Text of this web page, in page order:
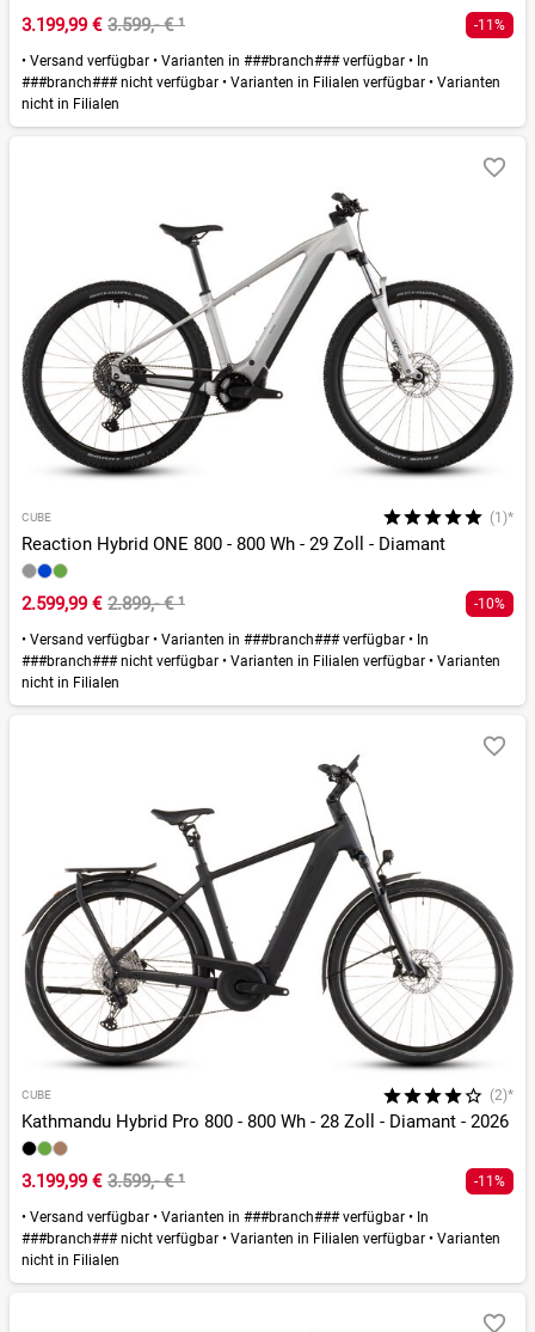
3.199,99 € 3.599,- €¹ -11%
• Versand verfügbar • Varianten in ###branch### verfügbar • In
###branch### nicht verfügbar • Varianten in Filialen verfügbar • Varianten
nicht in Filialen
CUBE (1)*
Reaction Hybrid ONE 800 - 800 Wh - 29 Zoll - Diamant
2.599,99 € 2.899,- €¹ -10%
• Versand verfügbar • Varianten in ###branch### verfügbar • In
###branch### nicht verfügbar • Varianten in Filialen verfügbar • Varianten
nicht in Filialen
CUBE (2)*
Kathmandu Hybrid Pro 800 - 800 Wh - 28 Zoll - Diamant - 2026
3.199,99 € 3.599,- €¹ -11%
• Versand verfügbar • Varianten in ###branch### verfügbar • In
###branch### nicht verfügbar • Varianten in Filialen verfügbar • Varianten
nicht in Filialen